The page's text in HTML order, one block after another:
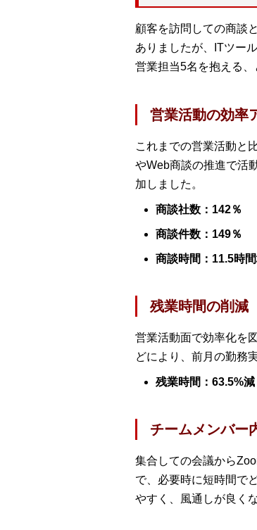
顧客を訪問しての商談
ありましたが、ITツー
営業担当5名を抱える
営業活動の効率
これまでの営業活動と
やWeb商談の推進で活
加しました。
商談社数：142％
商談件数：149％
商談時間：11.5時
残業時間の削減
営業活動面で効率化を
どにより、前月の勤務
残業時間：63.5%減
チームメンバー
集合しての会議から
で、必要時に短時間で
やすく、風通しが良く